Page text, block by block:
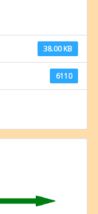
38.00 KB
6110